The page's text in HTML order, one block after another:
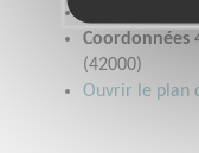
Coordonnées
(42000)
Ouvrir le plan